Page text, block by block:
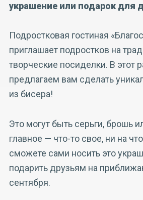
украшение или подарок для
Подростковая гостиная
приглашает подростков на
творческие посиделки. В этот
предлагаем вам сделать
из бисера!
Это могут быть серьги, брошь
главное — что-то свое, ни на
сможете сами носить это
подарить друзьям на
сентября.